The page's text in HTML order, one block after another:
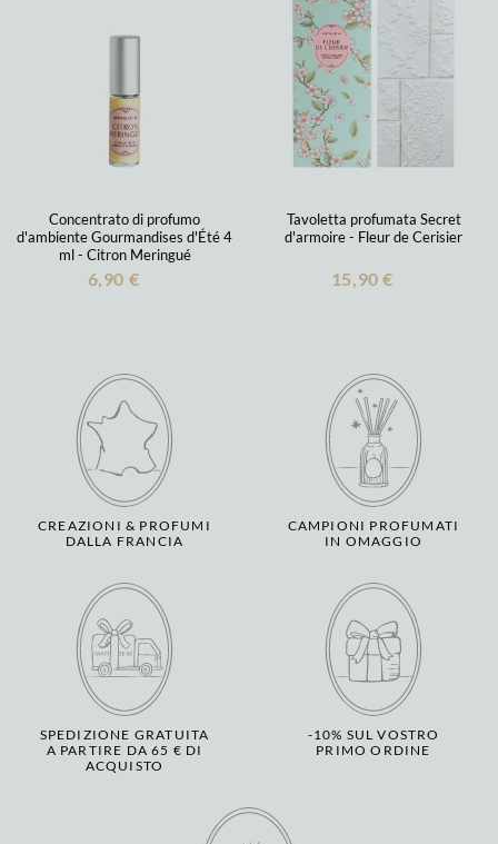
Concentrato di profumo
d'ambiente Gourmandises d'Été 4
ml - Citron Meringué
6,90 €
Tavoletta profumata Secret
d'armoire - Fleur de Cerisier
15,90 €
CREAZIONI & PROFUMI
DALLA FRANCIA
CAMPIONI PROFUMATI
IN OMAGGIO
SPEDIZIONE GRATUITA
A PARTIRE DA 65 € DI
ACQUISTO
-10% SUL VOSTRO
PRIMO ORDINE